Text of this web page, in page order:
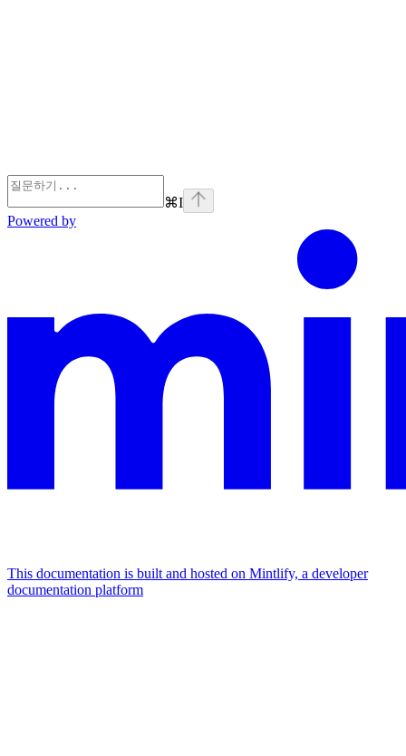
⌘I
Powered by
This documentation is built and hosted on Mintlify, a developer
documentation platform